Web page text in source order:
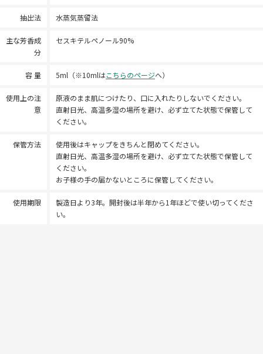
抽出法 水蒸気蒸留法
主な芳香成
分
セスキテルペノール90%
容 量 5ml（※10mlはこちらのページへ）
使用上の注
意
原液のまま肌につけたり、口に入れたりしないでください。
直射日光、高温多湿の場所を避け、必ず立てた状態で保管して
ください。
保管方法
使用後はキャップをきちんと閉めてください。
直射日光、高温多湿の場所を避け、必ず立てた状態で保管して
ください。
お子様の手の届かないところに保管してください。
使用期限
製造日より3年。開封後は半年から1年ほどで使い切ってくださ
い。